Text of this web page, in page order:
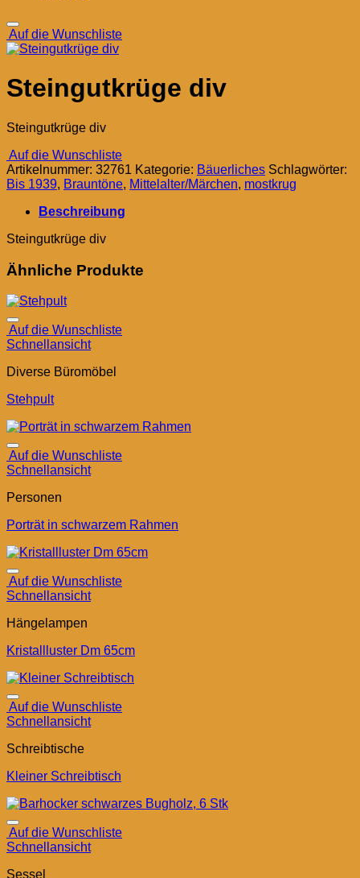
Auf die Wunschliste
Steingutkrüge div
Steingutkrüge div
Auf die Wunschliste
Artikelnummer: 32761 Kategorie: Bäuerliches Schlagwörter:
Bis 1939, Brauntöne, Mittelalter/Märchen, mostkrug
Beschreibung
Steingutkrüge div
Ähnliche Produkte
Auf die Wunschliste
Schnellansicht
Diverse Büromöbel
Stehpult
Auf die Wunschliste
Schnellansicht
Personen
Porträt in schwarzem Rahmen
Auf die Wunschliste
Schnellansicht
Hängelampen
Kristallluster Dm 65cm
Auf die Wunschliste
Schnellansicht
Schreibtische
Kleiner Schreibtisch
Auf die Wunschliste
Schnellansicht
Sessel